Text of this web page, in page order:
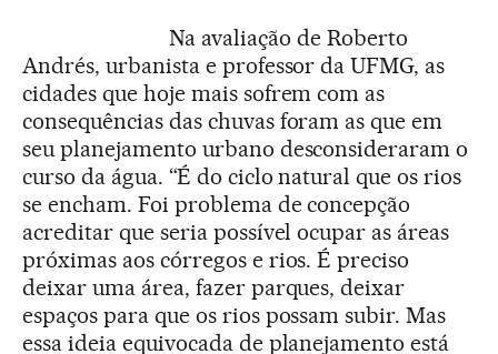
Na avaliação de Roberto
Andrés, urbanista e professor da UFMG, as
cidades que hoje mais sofrem com as
consequências das chuvas foram as que em
seu planejamento urbano desconsideraram o
curso da água. “É do ciclo natural que os rios
se encham. Foi problema de concepção
acreditar que seria possível ocupar as áreas
próximas aos córregos e rios. É preciso
deixar uma área, fazer parques, deixar
espaços para que os rios possam subir. Mas
essa ideia equivocada de planejamento está